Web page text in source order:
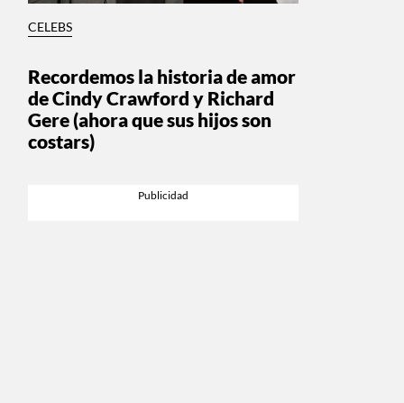
CELEBS
Recordemos la historia de amor
de Cindy Crawford y Richard
Gere (ahora que sus hijos son
costars)